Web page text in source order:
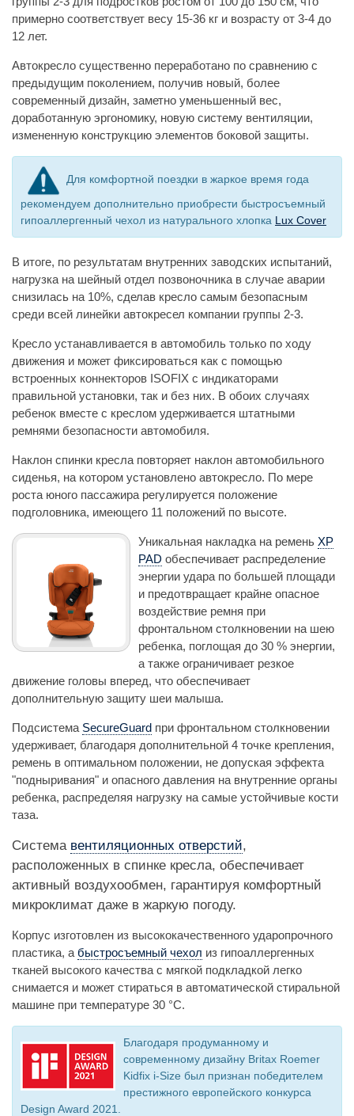
примерно соответствует весу 15-36 кг и возрасту от 3-4 до
12 лет.
Автокресло существенно переработано по сравнению с
предыдущим поколением, получив новый, более
современный дизайн, заметно уменьшенный вес,
доработанную эргономику, новую систему вентиляции,
измененную конструкцию элементов боковой защиты.
Для комфортной поездки в жаркое время года
рекомендуем дополнительно приобрести быстросъемный
гипоаллергенный чехол из натурального хлопка Lux Cover
В итоге, по результатам внутренних заводских испытаний,
нагрузка на шейный отдел позвоночника в случае аварии
снизилась на 10%, сделав кресло самым безопасным
среди всей линейки автокресел компании группы 2-3.
Кресло устанавливается в автомобиль только по ходу
движения и может фиксироваться как с помощью
встроенных коннекторов ISOFIX с индикаторами
правильной установки, так и без них. В обоих случаях
ребенок вместе с креслом удерживается штатными
ремнями безопасности автомобиля.
Наклон спинки кресла повторяет наклон автомобильного
сиденья, на котором установлено автокресло. По мере
роста юного пассажира регулируется положение
подголовника, имеющего 11 положений по высоте.
Уникальная накладка на ремень XP
PAD обеспечивает распределение
энергии удара по большей площади
и предотвращает крайне опасное
воздействие ремня при
фронтальном столкновении на шею
ребенка, поглощая до 30 % энергии,
а также ограничивает резкое
движение головы вперед, что обеспечивает
дополнительную защиту шеи малыша.
Подсистема SecureGuard при фронтальном столкновении
удерживает, благодаря дополнительной 4 точке крепления,
ремень в оптимальном положении, не допуская эффекта
"подныривания" и опасного давления на внутренние органы
ребенка, распределяя нагрузку на самые устойчивые кости
таза.
Система вентиляционных отверстий,
расположенных в спинке кресла, обеспечивает
активный воздухообмен, гарантируя комфортный
микроклимат даже в жаркую погоду.
Корпус изготовлен из высококачественного ударопрочного
пластика, а быстросъемный чехол из гипоаллергенных
тканей высокого качества с мягкой подкладкой легко
снимается и может стираться в автоматической стиральной
машине при температуре 30 °С.
Благодаря продуманному и
современному дизайну Britax Roemer
Kidfix i-Size был признан победителем
престижного европейского конкурса
Design Award 2021.